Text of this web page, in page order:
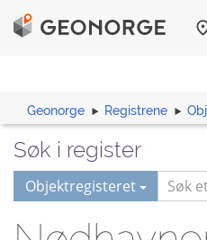
Geonorge Registrene
Søk i register
Objektregisteret